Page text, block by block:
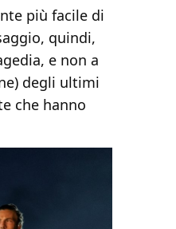
più facile di
quindi,
e non a
degli ultimi
che hanno